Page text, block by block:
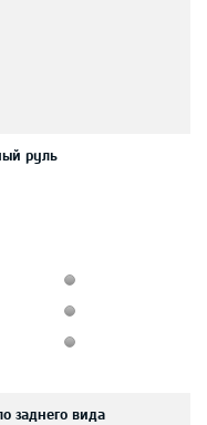
руль
заднего вида